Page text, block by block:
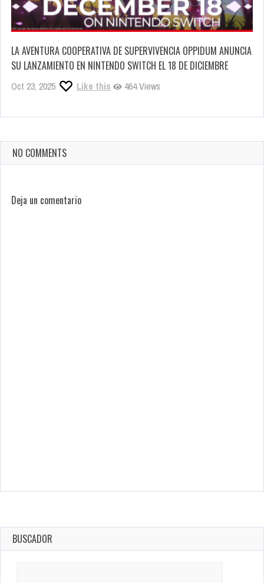
LA AVENTURA COOPERATIVA DE SUPERVIVENCIA OPPIDUM ANUNCIA
SU LANZAMIENTO EN NINTENDO SWITCH EL 18 DE DICIEMBRE
Oct 23, 2025 Like this 464 Views
NO COMMENTS
Deja un comentario
BUSCADOR